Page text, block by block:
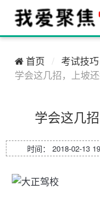
首页
考试技巧
学会这几招，上坡
学会这几
时间： 2018-02-13